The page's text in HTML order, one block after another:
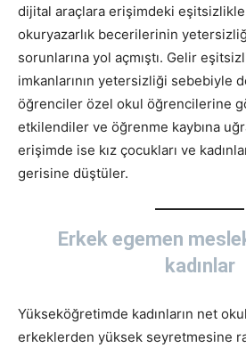
dijital araçlara erişimdeki
okuryazarlık becerilerinin
sorunlarına yol açmıştı. Gelir
imkanlarının yetersizliği sebebiyle
öğrenciler özel okul öğrencilerine
etkilendiler ve öğrenme kaybına
erişimde ise kız çocukları ve
gerisine düştüler.
Erkek egemen
kadınlar
Yükseköğretimde kadınların net
erkeklerden yüksek seyretmesine